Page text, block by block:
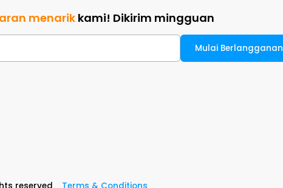
menarik kami! Dikirim mingguan
Mulai Berlangganan